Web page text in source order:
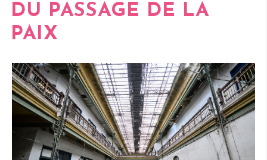
DU PASSAGE DE LA
PAIX